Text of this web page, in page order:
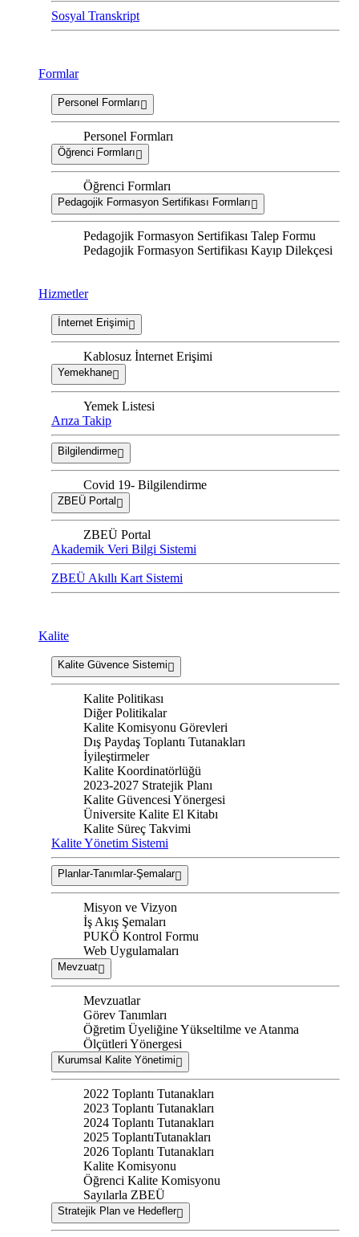
Sosyal Transkript
Formlar
Personel Formları
Personel Formları
Öğrenci Formları
Öğrenci Formları
Pedagojik Formasyon Sertifikası Formları
Pedagojik Formasyon Sertifikası Talep Formu
Pedagojik Formasyon Sertifikası Kayıp Dilekçesi
Hizmetler
İnternet Erişimi
Kablosuz İnternet Erişimi
Yemekhane
Yemek Listesi
Arıza Takip
Bilgilendirme
Covid 19- Bilgilendirme
ZBEÜ Portal
ZBEÜ Portal
Akademik Veri Bilgi Sistemi
ZBEÜ Akıllı Kart Sistemi
Kalite
Kalite Güvence Sistemi
Kalite Politikası
Diğer Politikalar
Kalite Komisyonu Görevleri
Dış Paydaş Toplantı Tutanakları
İyileştirmeler
Kalite Koordinatörlüğü
2023-2027 Stratejik Planı
Kalite Güvencesi Yönergesi
Üniversite Kalite El Kitabı
Kalite Süreç Takvimi
Kalite Yönetim Sistemi
Planlar-Tanımlar-Şemalar
Misyon ve Vizyon
İş Akış Şemaları
PUKÖ Kontrol Formu
Web Uygulamaları
Mevzuat
Mevzuatlar
Görev Tanımları
Öğretim Üyeliğine Yükseltilme ve Atanma
Ölçütleri Yönergesi
Kurumsal Kalite Yönetimi
2022 Toplantı Tutanakları
2023 Toplantı Tutanakları
2024 Toplantı Tutanakları
2025 ToplantıTutanakları
2026 Toplantı Tutanakları
Kalite Komisyonu
Öğrenci Kalite Komisyonu
Sayılarla ZBEÜ
Stratejik Plan ve Hedefler